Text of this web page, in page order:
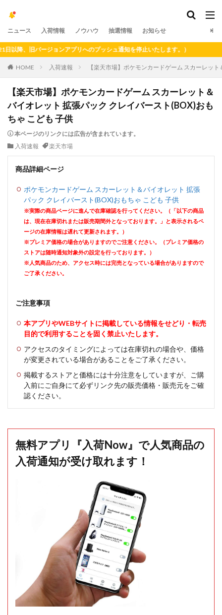
ニュース 入荷情報 ノウハウ 抽選情報 お知らせ
旧バージョンアプリへのプッシュ通知を停止いたします。）
HOME 入荷速報 【楽天市場】ポケモンカードゲーム スカーレッ
【楽天市場】ポケモンカードゲーム スカーレット＆
バイオレット 拡張パック クレイバースト(BOX)おも
ちゃ こども 子供
本ページのリンクには広告が含まれています。
入荷速報
楽天市場
商品詳細ページ
ポケモンカードゲーム スカーレット＆バイオレット 拡張
パック クレイバースト(BOX)おもちゃ こども 子供
※実際の商品ページに進んで在庫確認を行ってください。（「以下の商品
は、現在在庫切れまたは販売期間外となっております。」と表示されるペ
ージの在庫情報は遅れて更新されます。）
※プレミア価格の場合がありますのでご注意ください。（プレミア価格の
ストアは随時通知対象外の設定を行っております。）
※人気商品のため、アクセス時には完売となっている場合がありますので
ご了承ください。
ご注意事項
本アプリやWEBサイトに掲載している情報をせどり・転売
目的で利用することを固く禁止いたします。
アクセスのタイミングによっては在庫切れの場合や、価格
が変更されている場合があることをご了承ください。
掲載するストアと価格には十分注意をしていますが、ご購
入前にご自身にて必ずリンク先の販売価格・販売元をご確
認ください。
無料アプリ『入荷Now』で人気商品の
入荷通知が受け取れます！